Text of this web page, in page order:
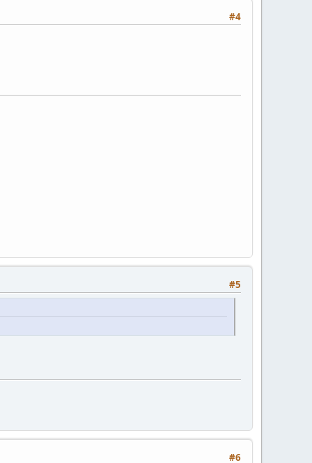
#4
#5
#6